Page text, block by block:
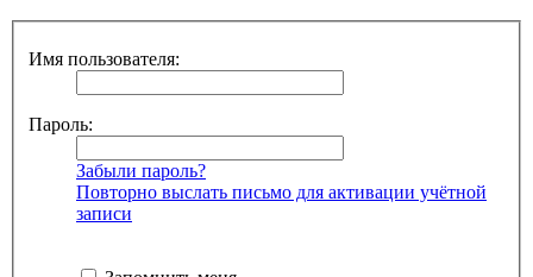
Имя пользователя:
Пароль:
Забыли пароль?
Повторно выслать письмо для активации учётной
записи